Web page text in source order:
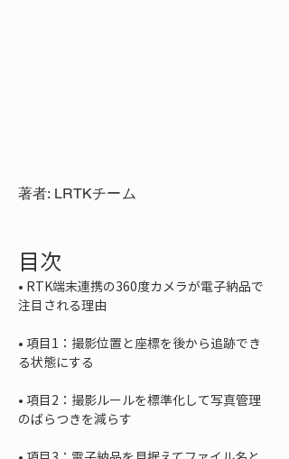
著者: LRTKチーム
目次
• RTK端末連携の360度カメラが電子納品で
• 項目1：撮影位置と座標を後から追跡でき
• 項目2：撮影ルールを標準化して写真管理